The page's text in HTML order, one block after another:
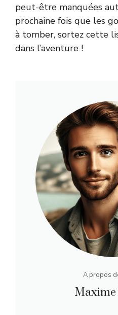
peut-être manquées
prochaine fois que les
à tomber, sortez cette
dans l’aventure !
A propos